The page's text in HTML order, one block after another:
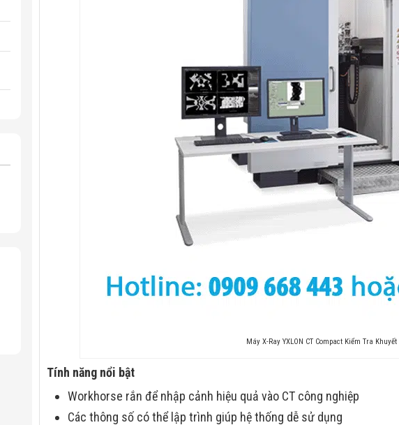
Máy X-Ray YXLON CT Compact Kiểm Tra Khuyết
Tính năng nổi bật
Workhorse rắn để nhập cảnh hiệu quả vào CT công nghiệp
Các thông số có thể lập trình giúp hệ thống dễ sử dụng